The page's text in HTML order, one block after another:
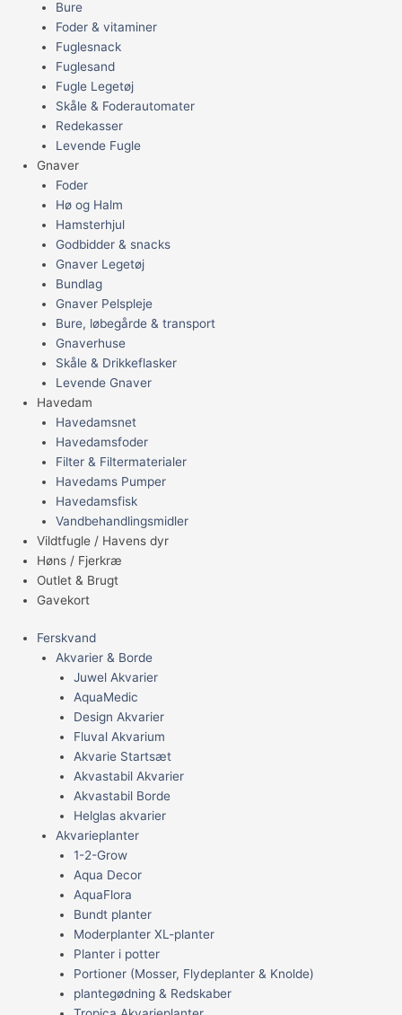
Bure
Foder & vitaminer
Fuglesnack
Fuglesand
Fugle Legetøj
Skåle & Foderautomater
Redekasser
Levende Fugle
Gnaver
Foder
Hø og Halm
Hamsterhjul
Godbidder & snacks
Gnaver Legetøj
Bundlag
Gnaver Pelspleje
Bure, løbegårde & transport
Gnaverhuse
Skåle & Drikkeflasker
Levende Gnaver
Havedam
Havedamsnet
Havedamsfoder
Filter & Filtermaterialer
Havedams Pumper
Havedamsfisk
Vandbehandlingsmidler
Vildtfugle / Havens dyr
Høns / Fjerkræ
Outlet & Brugt
Gavekort
Ferskvand
Akvarier & Borde
Juwel Akvarier
AquaMedic
Design Akvarier
Fluval Akvarium
Akvarie Startsæt
Akvastabil Akvarier
Akvastabil Borde
Helglas akvarier
Akvarieplanter
1-2-Grow
Aqua Decor
AquaFlora
Bundt planter
Moderplanter XL-planter
Planter i potter
Portioner (Mosser, Flydeplanter & Knolde)
plantegødning & Redskaber